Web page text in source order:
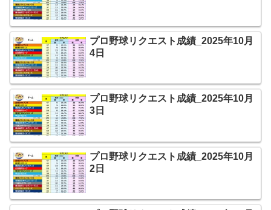
プロ野球リクエスト成績_2025年10月
4日
プロ野球リクエスト成績_2025年10月
3日
プロ野球リクエスト成績_2025年10月
2日